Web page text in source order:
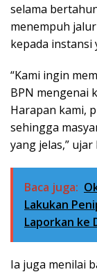
selama
menempuh
kepada instansi
“Kami ingin
BPN mengenai
Harapan kami,
sehingga
yang jelas,” ujar
Baca juga:
Lakukan
Laporkan ke
Ia juga menilai